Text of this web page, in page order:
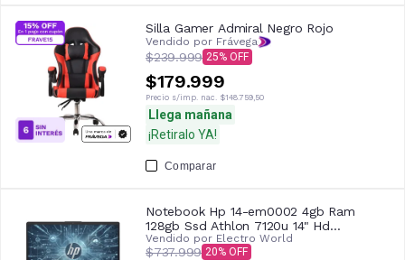
Silla Gamer Admiral Negro Rojo
Vendido por Frávega
$239.999 25
$179.999
Precio s/imp. nac. $148.759,50
Llega mañana
¡Retiralo YA!
Comparar
Notebook Hp 14-em0002 4gb Ram
128gb Ssd Athlon 7120u 14" Hd
Moonlight Blue
Vendido por Electro World
$737.999 20